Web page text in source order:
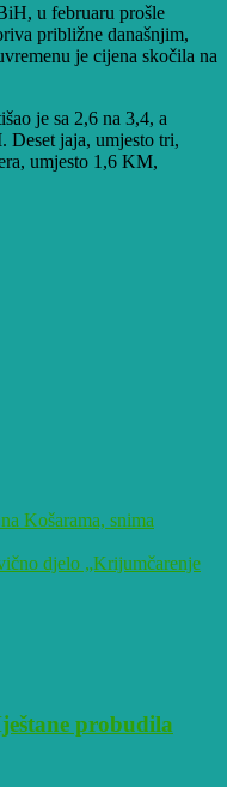
u februaru prošle
približne današnjim,
je cijena skočila na
je sa 2,6 na 3,4, a
Deset jaja, umjesto tri,
umjesto 1,6 KM,
Košarama, snima
djelo „Krijumčarenje
probudila